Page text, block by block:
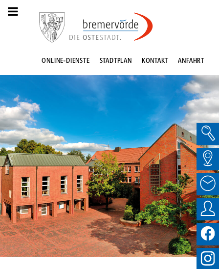
ONLINE-DIENSTE STADTPLAN KONTAKT ANFAHRT